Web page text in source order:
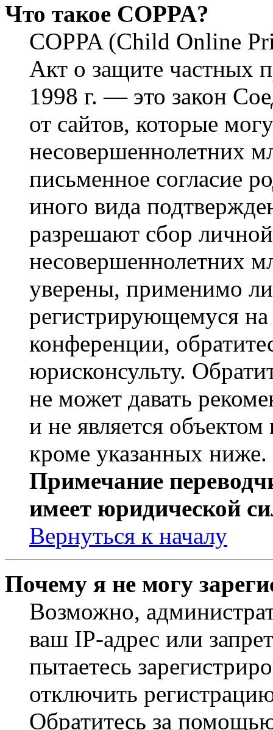
Что такое COPPA?
COPPA (Child Online
Акт о защите частных
1998 г. — это закон
от сайтов, которые
несовершеннолетних
письменное согласие
иного вида
разрешают сбор
несовершеннолетних
уверены, применимо
регистрирующемуся
конференции,
юрисконсульту.
не может давать
и не является
кроме указанных ниже.
Примечание
имеет юридической
Вернуться к началу
Почему я не могу
Возможно,
ваш IP-адрес или
пытаетесь
отключить
Обратитесь за